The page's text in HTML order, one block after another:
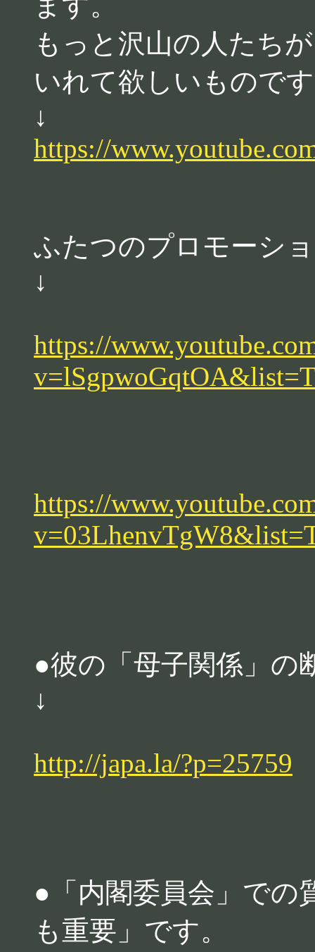
もっと沢山の人たち
いれて欲しいもので
↓
https://
ふたつのプロモーシ
↓
https://
https://
●彼の「母子関係」の
↓
http://japa.la/?p=25759
●「内閣委員会」での
も重要」です。